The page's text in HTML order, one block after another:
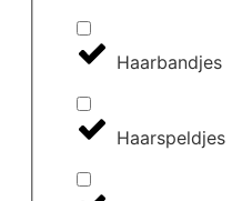
Haarbandjes
Haarspeldjes